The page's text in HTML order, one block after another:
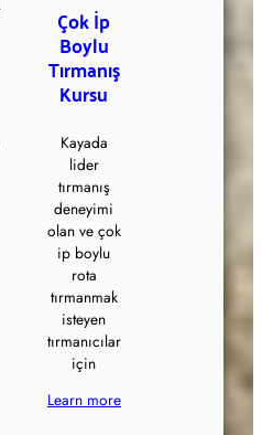
Çok İp
Boylu
Tırmanış
Kursu
Kayada
lider
tırmanış
deneyimi
olan ve çok
ip boylu
rota
tırmanmak
isteyen
tırmanıcılar
için
Learn more